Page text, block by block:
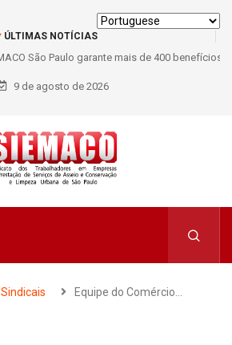
ÚLTIMAS NOTÍCIAS
mais de 400 benefícios natalidade para
do Asseio em 2026
9 de agosto de 2026
Equipe do Comércio…